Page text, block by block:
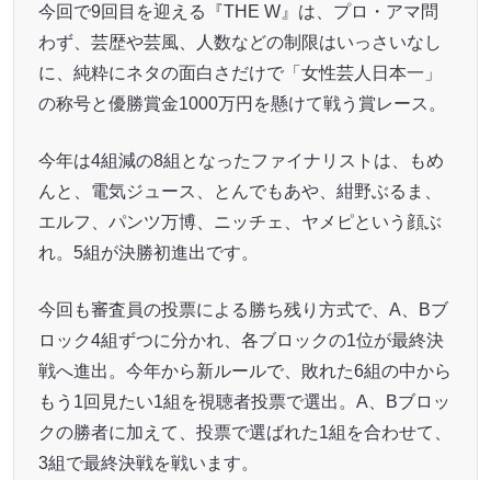
今回で9回目を迎える『THE W』は、プロ・アマ問
わず、芸歴や芸風、人数などの制限はいっさいなし
に、純粋にネタの面白さだけで「女性芸人日本一」
の称号と優勝賞金1000万円を懸けて戦う賞レース。
今年は4組減の8組となったファイナリストは、もめ
んと、電気ジュース、とんでもあや、紺野ぶるま、
エルフ、パンツ万博、ニッチェ、ヤメピという顔ぶ
れ。5組が決勝初進出です。
今回も審査員の投票による勝ち残り方式で、A、Bブ
ロック4組ずつに分かれ、各ブロックの1位が最終決
戦へ進出。今年から新ルールで、敗れた6組の中から
もう1回見たい1組を視聴者投票で選出。A、Bブロッ
クの勝者に加えて、投票で選ばれた1組を合わせて、
3組で最終決戦を戦います。